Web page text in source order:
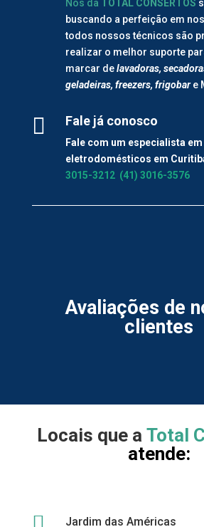
Nós da TOTAL CONSERTOS
buscando a perfeição em
todos nossos técnicos são
realizar o melhor suporte
marcar delavadoras,
geladeiras, freezers, frigobare
 Fale já conosco
Fale com um especialista
eletrodomésticos em
3015-3212 (41) 3016-3576
Avaliações de
clientes
Locais que a Total
atende:
Jardim das Américas